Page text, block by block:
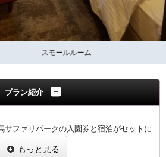
スモールルーム
プラン紹介
サファリパークの入園券と宿泊がセットに
１日中楽しめる！！
もっと見る